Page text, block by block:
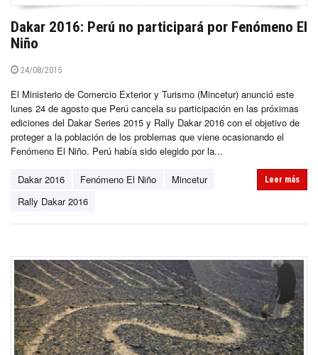
Dakar 2016: Perú no participará por Fenómeno El
Niño
24/08/2015
El Ministerio de Comercio Exterior y Turismo (Mincetur) anunció este
lunes 24 de agosto que Perú cancela su participación en las próximas
ediciones del Dakar Series 2015 y Rally Dakar 2016 con el objetivo de
proteger a la población de los problemas que viene ocasionando el
Fenómeno El Niño. Perú había sido elegido por la...
Dakar 2016 Fenómeno El Niño
Mincetur
Rally Dakar 2016
Leer más